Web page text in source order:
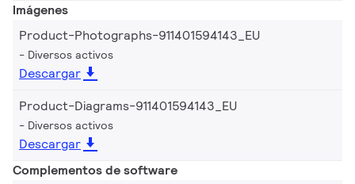
Imágenes
Product-Photographs-911401594143_EU
Diversos activos
Descargar
Product-Diagrams-911401594143_EU
Diversos activos
Descargar
Complementos de software